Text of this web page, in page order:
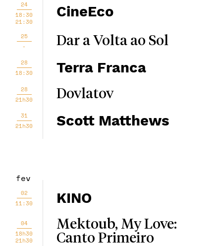
24
18:30
21:30
CineEco
25
-
Dar a Volta ao Sol
28
18:30
Terra Franca
28
21h30
Dovlatov
31
21h30
Scott Matthews
fev
02
11:30
KINO
04
18h30
21h30
Mektoub, My Love:
Canto Primeiro